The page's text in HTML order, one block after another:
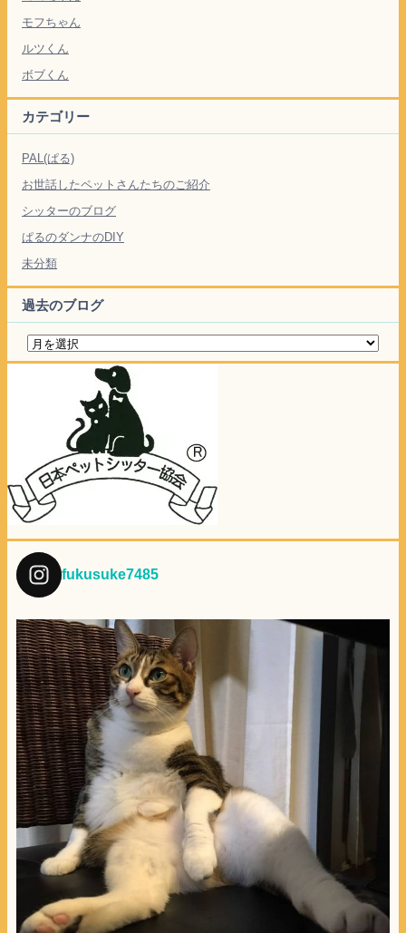
モフちゃん
ルツくん
ボブくん
カテゴリー
PAL(ぱる)
お世話したペットさんたちのご紹介
シッターのブログ
ぱるのダンナのDIY
未分類
過去のブログ
fukusuke7485